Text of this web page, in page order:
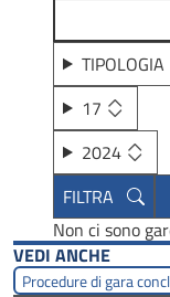
TIPOLOGIA
17
2024
Non ci sono
VEDI ANCHE
Procedure di gara